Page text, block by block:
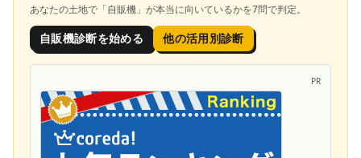
あなたの土地で「自販機 」が本当に向いているかを7問で判定。
自販機診断を始める 他の活用別診断
PR